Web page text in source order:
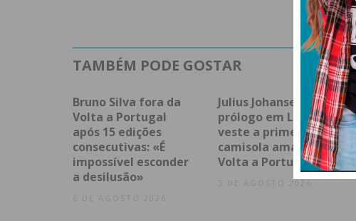
TAMBÉM PODE GOSTAR
Bruno Silva fora da
Volta a Portugal
após 15 edições
consecutivas: «É
impossível esconder
a desilusão»
6 DE AGOSTO 2026
Julius Johansen vence
prólogo em Lisboa e
veste a primeira
camisola amarela da
Volta a Portugal
5 DE AGOSTO 2026